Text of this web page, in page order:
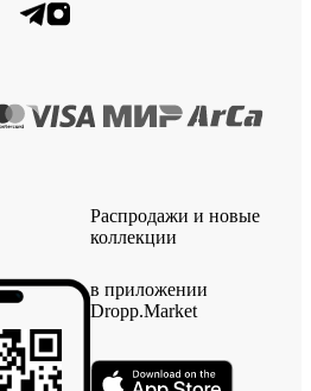
Распродажи и новые
коллекции
в приложении
Dropp.Market